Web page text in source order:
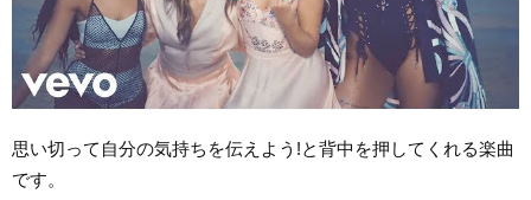
思い切って自分の気持ちを伝えよう!と背中を押してくれる楽曲
です。